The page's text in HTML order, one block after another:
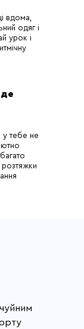
вдома,
одяг і
урок і
у тебе не
розтяжки